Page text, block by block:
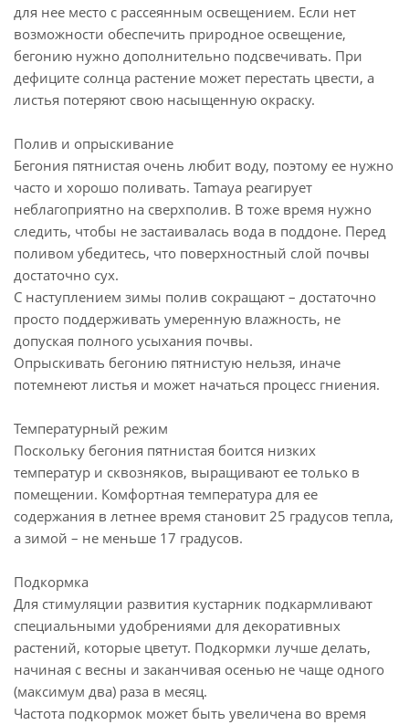
для нее место с рассеянным освещением. Если нет
возможности обеспечить природное освещение,
бегонию нужно дополнительно подсвечивать. При
дефиците солнца растение может перестать цвести, а
листья потеряют свою насыщенную окраску.
Полив и опрыскивание
Бегония пятнистая очень любит воду, поэтому ее нужно
часто и хорошо поливать. Tamaya реагирует
неблагоприятно на сверхполив. В тоже время нужно
следить, чтобы не застаивалась вода в поддоне. Перед
поливом убедитесь, что поверхностный слой почвы
достаточно сух.
С наступлением зимы полив сокращают – достаточно
просто поддерживать умеренную влажность, не
допуская полного усыхания почвы.
Опрыскивать бегонию пятнистую нельзя, иначе
потемнеют листья и может начаться процесс гниения.
Температурный режим
Поскольку бегония пятнистая боится низких
температур и сквозняков, выращивают ее только в
помещении. Комфортная температура для ее
содержания в летнее время становит 25 градусов тепла,
а зимой – не меньше 17 градусов.
Подкормка
Для стимуляции развития кустарник подкармливают
специальными удобрениями для декоративных
растений, которые цветут. Подкормки лучше делать,
начиная с весны и заканчивая осенью не чаще одного
(максимум два) раза в месяц.
Частота подкормок может быть увеличена во время